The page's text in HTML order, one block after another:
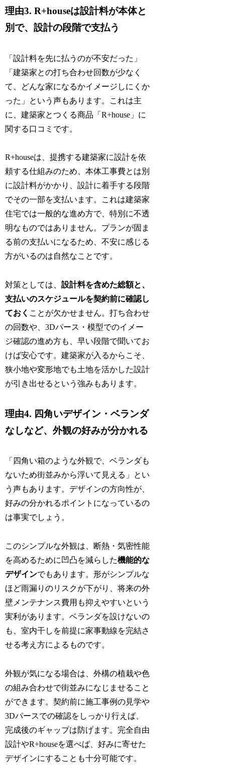
理由3. R+houseは設計料が本体と
別で、設計の段階で支払う
「設計料を先に払うのが不安だった」
「建築家との打ち合わせ回数が少なく
て、どんな家になるかイメージしにくか
った」という声もあります。これは主
に、建築家とつくる商品「R+house」に
関する口コミです。
R+houseは、提携する建築家に設計を依
頼する仕組みのため、本体工事費とは別
に設計料がかかり、設計に着手する段階
でその一部を支払います。これは建築家
住宅では一般的な進め方で、特別に不透
明なものではありません。プランが固ま
る前の支払いになるため、不安に感じる
方がいるのは自然なことです。
対策としては、設計料を含めた総額と、
支払いのスケジュールを契約前に確認し
ておく ことが欠かせません。打ち合わせ
の回数や、3Dパース・模型でのイメー
ジ確認の進め方も、早い段階で聞いてお
けば安心です。建築家が入るからこそ、
狭小地や変形地でも土地を活かした設計
が引き出せるという強みもあります。
理由4. 四角いデザイン・ベランダ
なしなど、外観の好みが分かれる
「四角い箱のような外観で、ベランダも
ないため街並みから浮いて見える」とい
う声もあります。デザインの方向性が、
好みの分かれるポイントになっているの
は事実でしょう。
このシンプルな外観は、断熱・気密性能
を高めるために凹凸を減らした機能的な
デザインでもあります。形がシンプルな
ほど雨漏りのリスクが下がり、将来の外
壁メンテナンス費用も抑えやすいという
実利があります。ベランダを設けないの
も、室内干しを前提に家事動線を完結さ
せる考え方によるものです。
外観が気になる場合は、外構の植栽や色
の組み合わせで街並みになじませること
ができます。契約前に施工事例の見学や
3Dパースでの確認をしっかり行えば、
完成後のギャップは防げます。完全自由
設計やR+houseを選べば、好みに寄せた
デザインにすることも十分可能です。